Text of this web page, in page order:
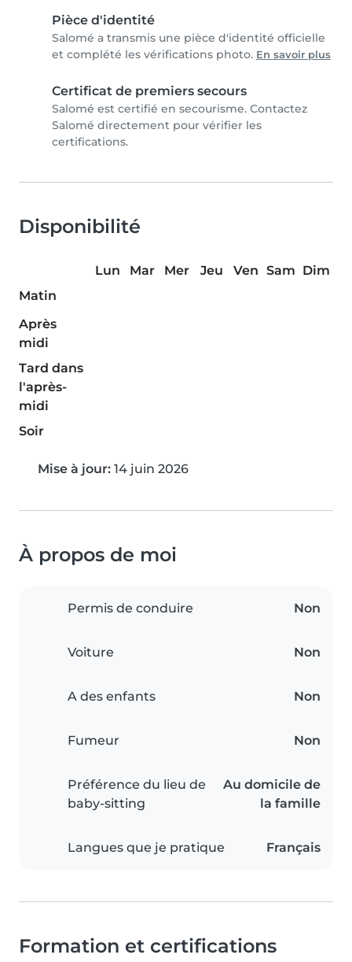
Pièce d'identité
Salomé a transmis une pièce d'identité officielle
et complété les vérifications photo. En savoir plus
Certificat de premiers secours
Salomé est certifié en secourisme. Contactez
Salomé directement pour vérifier les
certifications.
Disponibilité
Lun Mar Mer Jeu Ven Sam Dim
Matin
Après
midi
Tard dans
l'après-
midi
Soir
Mise à jour: 14 juin 2026
À propos de moi
Permis de conduire Non
Voiture Non
A des enfants Non
Fumeur Non
Préférence du lieu de
baby-sitting
Au domicile de
la famille
Langues que je pratique Français
Formation et certifications